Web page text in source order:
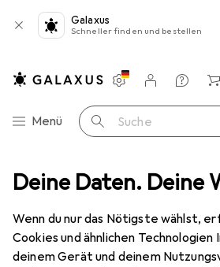
Deine Daten. Deine
Wenn du nur das Nötigste wählst,
Cookies und ähnlichen
deinem Gerät und deinem
Galaxus
Schneller finden und bestellen
Navigation nach Kategorien
Menü Suche
Einstellungen
Kundenkonto
Vergleichslisten
Merklisten
Warenkorb
Speicher Festplatte IBM
3 Bilder